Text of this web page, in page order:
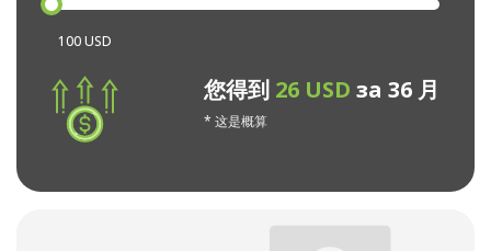
100 USD
您得到 26 USD за 36 月
* 这是概算